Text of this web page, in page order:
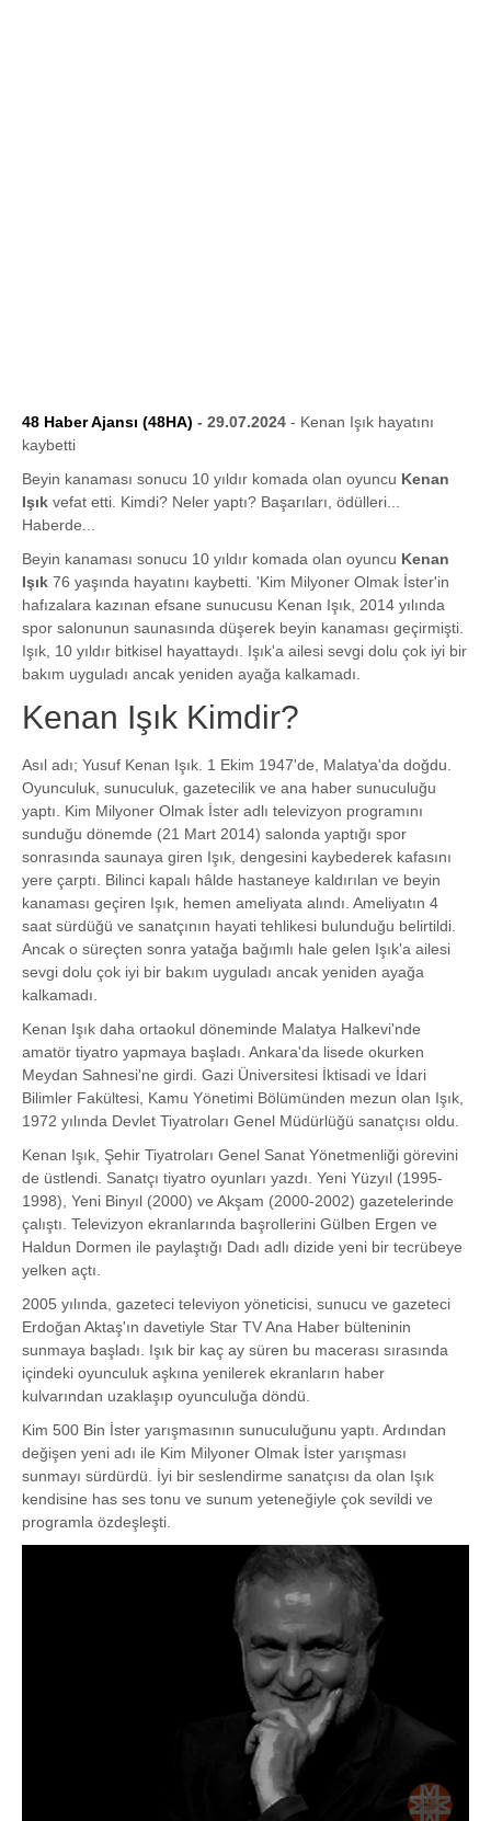
48 Haber Ajansı (48HA) - 29.07.2024 - Kenan Işık hayatını
kaybetti
Beyin kanaması sonucu 10 yıldır komada olan oyuncu Kenan
Işık vefat etti. Kimdi? Neler yaptı? Başarıları, ödülleri...
Haberde...
Beyin kanaması sonucu 10 yıldır komada olan oyuncu Kenan
Işık 76 yaşında hayatını kaybetti. 'Kim Milyoner Olmak İster'in
hafızalara kazınan efsane sunucusu Kenan Işık, 2014 yılında
spor salonunun saunasında düşerek beyin kanaması geçirmişti.
Işık, 10 yıldır bitkisel hayattaydı. Işık'a ailesi sevgi dolu çok iyi bir
bakım uyguladı ancak yeniden ayağa kalkamadı.
Kenan Işık Kimdir?
Asıl adı; Yusuf Kenan Işık. 1 Ekim 1947'de, Malatya'da doğdu.
Oyunculuk, sunuculuk, gazetecilik ve ana haber sunuculuğu
yaptı. Kim Milyoner Olmak İster adlı televizyon programını
sunduğu dönemde (21 Mart 2014) salonda yaptığı spor
sonrasında saunaya giren Işık, dengesini kaybederek kafasını
yere çarptı. Bilinci kapalı hâlde hastaneye kaldırılan ve beyin
kanaması geçiren Işık, hemen ameliyata alındı. Ameliyatın 4
saat sürdüğü ve sanatçının hayati tehlikesi bulunduğu belirtildi.
Ancak o süreçten sonra yatağa bağımlı hale gelen Işık'a ailesi
sevgi dolu çok iyi bir bakım uyguladı ancak yeniden ayağa
kalkamadı.
Kenan Işık daha ortaokul döneminde Malatya Halkevi'nde
amatör tiyatro yapmaya başladı. Ankara'da lisede okurken
Meydan Sahnesi'ne girdi. Gazi Üniversitesi İktisadi ve İdari
Bilimler Fakültesi, Kamu Yönetimi Bölümünden mezun olan Işık,
1972 yılında Devlet Tiyatroları Genel Müdürlüğü sanatçısı oldu.
Kenan Işık, Şehir Tiyatroları Genel Sanat Yönetmenliği görevini
de üstlendi. Sanatçı tiyatro oyunları yazdı. Yeni Yüzyıl (1995-
1998), Yeni Binyıl (2000) ve Akşam (2000-2002) gazetelerinde
çalıştı. Televizyon ekranlarında başrollerini Gülben Ergen ve
Haldun Dormen ile paylaştığı Dadı adlı dizide yeni bir tecrübeye
yelken açtı.
2005 yılında, gazeteci televiyon yöneticisi, sunucu ve gazeteci
Erdoğan Aktaş'ın davetiyle Star TV Ana Haber bülteninin
sunmaya başladı. Işık bir kaç ay süren bu macerası sırasında
içindeki oyunculuk aşkına yenilerek ekranların haber
kulvarından uzaklaşıp oyunculuğa döndü.
Kim 500 Bin İster yarışmasının sunuculuğunu yaptı. Ardından
değişen yeni adı ile Kim Milyoner Olmak İster yarışması
sunmayı sürdürdü. İyi bir seslendirme sanatçısı da olan Işık
kendisine has ses tonu ve sunum yeteneğiyle çok sevildi ve
programla özdeşleşti.